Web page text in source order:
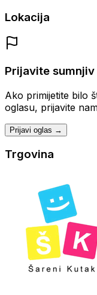
Lokacija
Prijavite
Ako primijetite bilo
oglasu, prijavite
Prijavi oglas →
Trgovina